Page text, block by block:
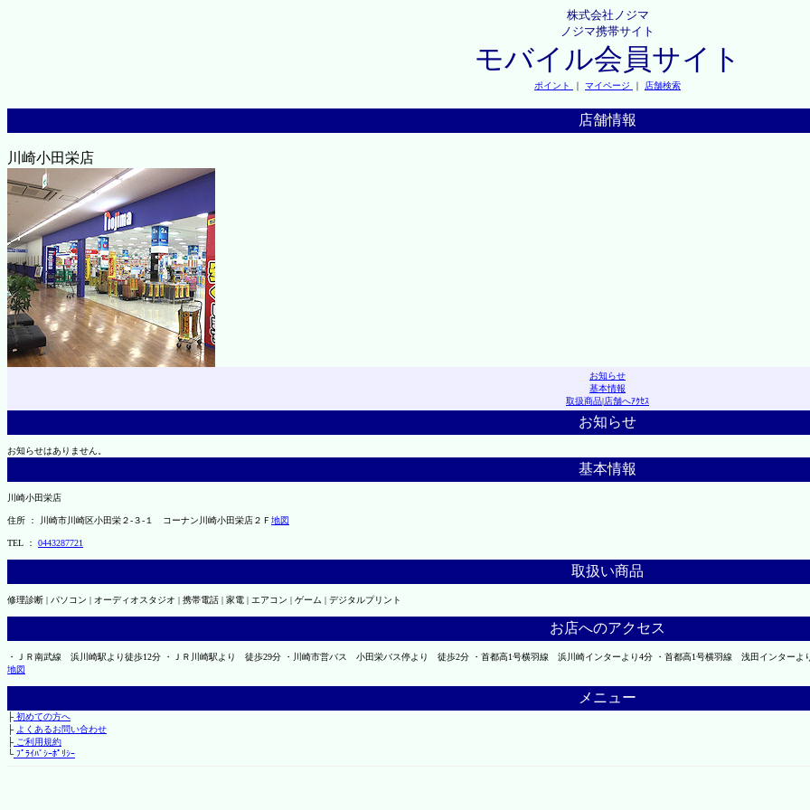
株式会社ノジマ
ノジマ携帯サイト
モバイル会員サイト
ポイント ｜ マイページ ｜ 店舗検索
店舗情報
川崎小田栄店
お知らせ
基本情報
取扱商品|店舗へｱｸｾｽ
お知らせ
お知らせはありません。
基本情報
川崎小田栄店
住所 ： 川崎市川崎区小田栄２‐３‐１ コーナン川崎小田栄店２Ｆ 地図
TEL ： 0443287721
取扱い商品
修理診断 | パソコン | オーディオスタジオ | 携帯電話 | 家電 | エアコン | ゲーム | デジタルプリント
お店へのアクセス
・ＪＲ南武線 浜川崎駅より徒歩12分 ・ＪＲ川崎駅より 徒歩29分 ・川崎市営バス 小田栄バス停より 徒歩2分 ・首都高1号横羽線 浜川崎インターより4分 ・首都高1号横羽線 浅田インター
地図
メニュー
├初めての方へ
├ よくあるお問い合わせ
├ご利用規約
└ﾌﾟﾗｲﾊﾞｼｰﾎﾟﾘｼｰ